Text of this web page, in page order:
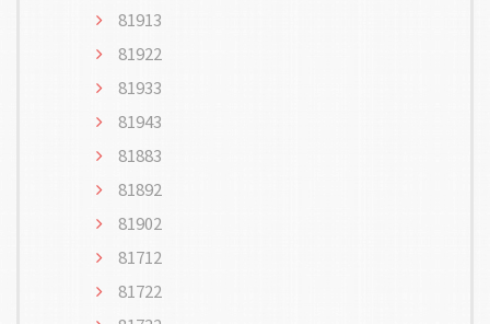
81913
81922
81933
81943
81883
81892
81902
81712
81722